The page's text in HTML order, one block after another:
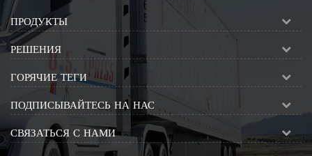
ПРОДУКТЫ
РЕШЕНИЯ
ГОРЯЧИЕ ТЕГИ
ПОДПИСЫВАЙТЕСЬ НА НАС
СВЯЗАТЬСЯ С НАМИ